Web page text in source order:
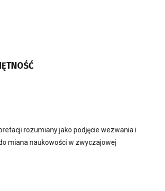
rozumiany jako podjęcie wezwania i
miana naukowości w zwyczajowej